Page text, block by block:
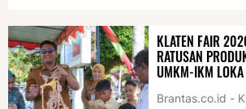
KLATEN FAIR
RATUSAN
UMKM-IKM LOKA
Brantas.co.id -